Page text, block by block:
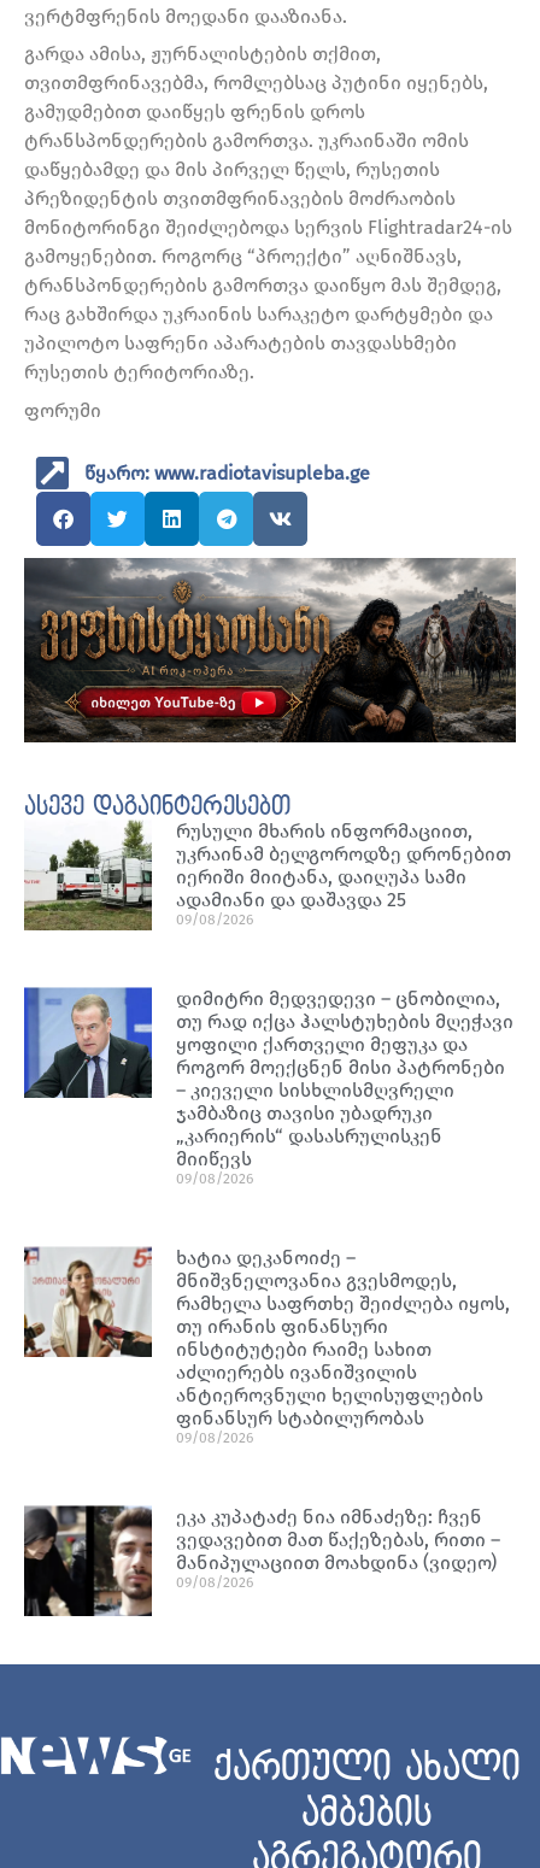
ვერტმფრენის მოედანი დააზიანა.
გარდა ამისა, ჟურნალისტების თქმით,
თვითმფრინავებმა, რომლებსაც პუტინი იყენებს,
გამუდმებით დაიწყეს ფრენის დროს
ტრანსპონდერების გამორთვა. უკრაინაში ომის
დაწყებამდე და მის პირველ წელს, რუსეთის
პრეზიდენტის თვითმფრინავების მოძრაობის
მონიტორინგი შეიძლებოდა სერვის Flightradar24-ის
გამოყენებით. როგორც “პროექტი” აღნიშნავს,
ტრანსპონდერების გამორთვა დაიწყო მას შემდეგ,
რაც გახშირდა უკრაინის სარაკეტო დარტყმები და
უპილოტო საფრენი აპარატების თავდასხმები
რუსეთის ტერიტორიაზე.
ფორუმი
წყარო: www.radiotavisupleba.ge
ასევე დაგაინტერესებთ
რუსული მხარის ინფორმაციით,
უკრაინამ ბელგოროდზე დრონებით
იერიში მიიტანა, დაიღუპა სამი
ადამიანი და დაშავდა 25
09/08/2026
დიმიტრი მედვედევი – ცნობილია,
თუ რად იქცა ჰალსტუხების მღეჭავი
ყოფილი ქართველი მეფუკა და
როგორ მოექცნენ მისი პატრონები
– კიეველი სისხლისმღვრელი
ჯამბაზიც თავისი უბადრუკი
„კარიერის“ დასასრულისკენ
მიიწევს
09/08/2026
ხატია დეკანოიძე –
მნიშვნელოვანია გვესმოდეს,
რამხელა საფრთხე შეიძლება იყოს,
თუ ირანის ფინანსური
ინსტიტუტები რაიმე სახით
აძლიერებს ივანიშვილის
ანტიეროვნული ხელისუფლების
ფინანსურ სტაბილურობას
09/08/2026
ეკა კუპატაძე ნია იმნაძეზე: ჩვენ
ვედავებით მათ წაქეზებას, რითი –
მანიპულაციით მოახდინა (ვიდეო)
09/08/2026
ქართული ახალი
ამბების
აგრეგატორი